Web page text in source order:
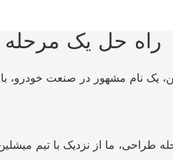
راه حل یک مرحله
یک نام مشهور در صنعت خودرو، با
طراحی، ما از نزدیک با تیم